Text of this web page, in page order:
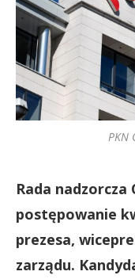
PKN
Rada nadzorcza
postępowanie
prezesa,
zarządu.